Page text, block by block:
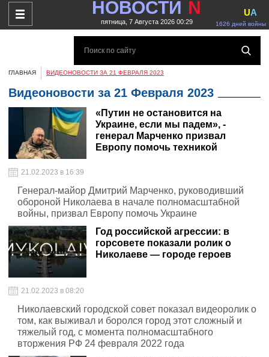
НОВОСТИ N
пятница, 7 Августа 2026 00:29 1626 дней войны
UA
ГЛАВНАЯ ВИДЕОНОВОСТИ ЗА 21 ФЕВРАЛЯ 2023
Видеоновости за 21 Февраля 2023
«Путин не остановится на
Украине, если мы падем», -
генерал Марченко призвал
Европу помочь техникой
21.02.2023 в 16:39
Генерал-майор Дмитрий Марченко, руководивший
обороной Николаева в начале полномасштабной
войны, призвал Европу помочь Украине
Год российской агрессии: в
горсовете показали ролик о
Николаеве — городе героев
21.02.2023 в 08:20
Николаевский городской совет показал видеоролик о
том, как выживал и боролся город этот сложный и
тяжелый год, с момента полномасштабного
вторжения РФ 24 февраля 2022 года